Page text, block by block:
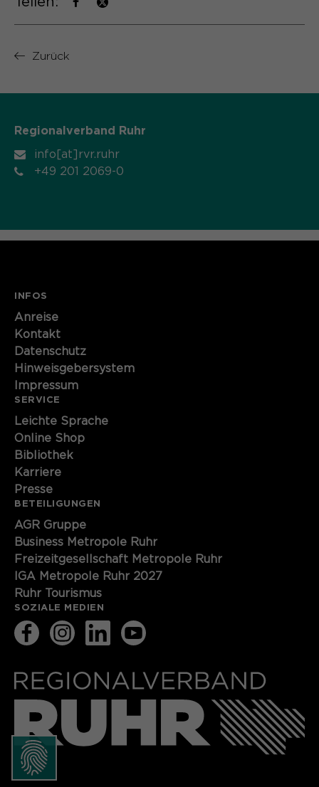
Zurück
Regionalverband Ruhr
info[at]rvr.ruhr
+49 201 2069-0
INFOS
Anreise
Kontakt
Datenschutz
Hinweisgebersystem
Impressum
SERVICE
Leichte Sprache
Online Shop
Bibliothek
Karriere
Presse
BETEILIGUNGEN
AGR Gruppe
Business Metropole Ruhr
Freizeitgesellschaft Metropole Ruhr
IGA Metropole Ruhr 2027
Ruhr Tourismus
SOZIALE MEDIEN